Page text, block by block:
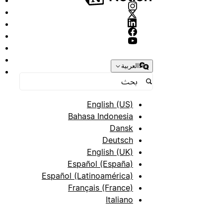
العربية
English (US)
Bahasa Indonesia
Dansk
Deutsch
English (UK)
Español (España)
Español (Latinoamérica)
Français (France)
Italiano